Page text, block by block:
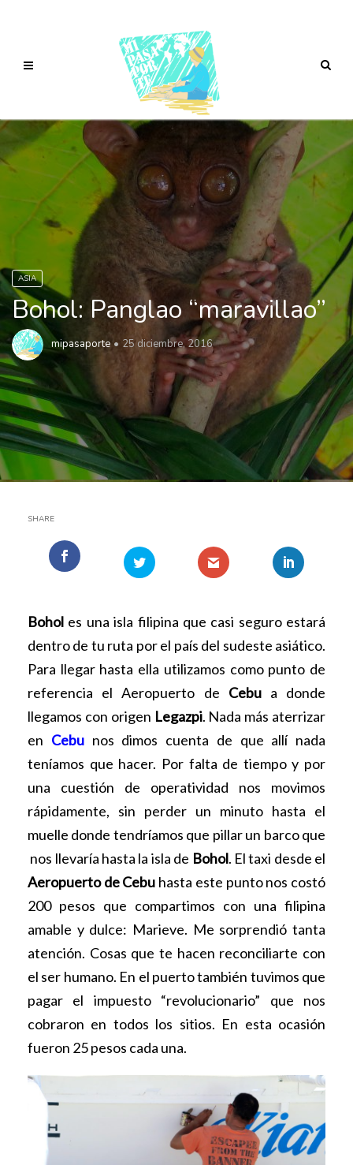
ASIA
Bohol: Panglao “maravillao”
mipasaporte 25 diciembre, 2016
SHARE
Bohol es una isla filipina que casi seguro estará
dentro de tu ruta por el país del sudeste asiático.
Para llegar hasta ella utilizamos como punto de
referencia el Aeropuerto de Cebua donde
llegamos con origen Legazpi. Nada más aterrizar
en Cebunos dimos cuenta de que allí nada
teníamos que hacer. Por falta de tiempo y por
una cuestión de operatividad nos movimos
rápidamente, sin perder un minuto hasta el
muelle donde tendríamos que pillar un barco que
nos llevaría hasta la isla de Bohol. El taxi desde el
Aeropuerto de Cebu hasta este punto nos costó
200 pesos que compartimos con una filipina
amable y dulce: Marieve. Me sorprendió tanta
atención. Cosas que te hacen reconciliarte con
el ser humano. En el puerto también tuvimos que
pagar el impuesto “revolucionario” que nos
cobraron en todos los sitios. En esta ocasión
fueron 25 pesos cada una.